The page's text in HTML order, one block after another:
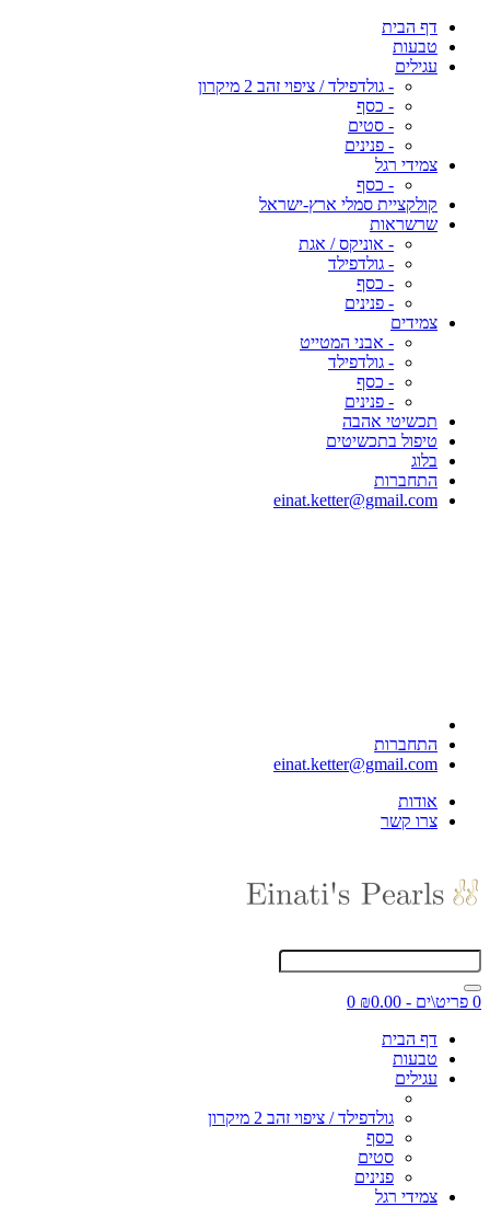
דף הבית
טבעות
עגילים
- גולדפילד / ציפוי זהב 2 מיקרון
- כסף
- סטים
- פנינים
צמידי רגל
- כסף
קולקציית סמלי ארץ-ישראל
שרשראות
- אוניקס / אגת
- גולדפילד
- כסף
- פנינים
צמידים
- אבני המטייט
- גולדפילד
- כסף
- פנינים
תכשיטי אהבה
טיפול בתכשיטים
בלוג
התחברות
einat.ketter@gmail.com
התחברות
einat.ketter@gmail.com
אודות
צרו קשר
0 פריט\ים - ₪0.00
0
דף הבית
טבעות
עגילים
גולדפילד / ציפוי זהב 2 מיקרון
כסף
סטים
פנינים
צמידי רגל